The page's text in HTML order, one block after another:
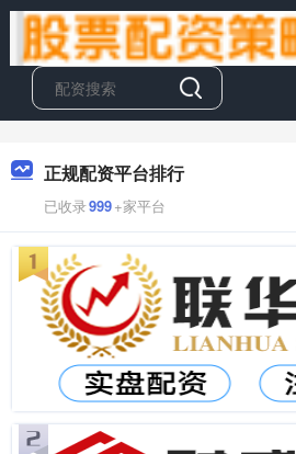
正规配资平台排行
已收录999+家平台